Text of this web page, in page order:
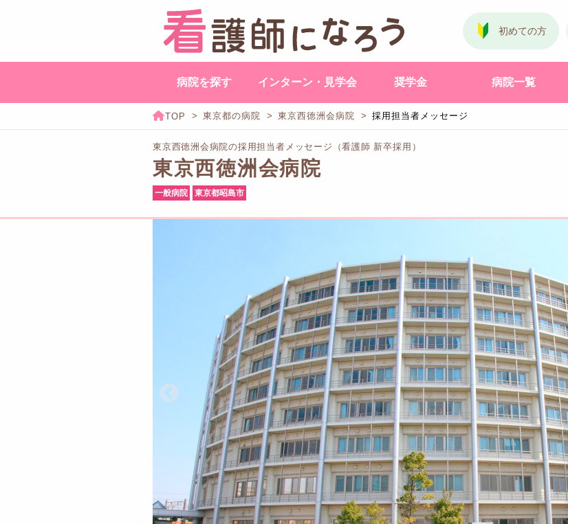
病院を探す インターン・見学会 奨学金 病院一覧
東京都の病院 東京西徳洲会病院 採用担当者メッセージ
東京西徳洲会病院の採用担当者メッセージ（看護師 新卒採用）
東京西徳洲会病院
一般病院 東京都昭島市